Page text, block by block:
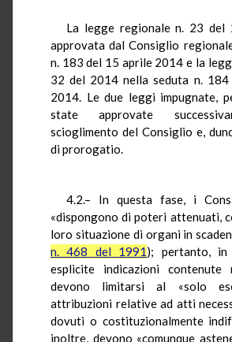
La legge regionale n. 23 del
approvata dal Consiglio
n. 183 del 15 aprile 2014 e la
32 del 2014 nella seduta n.
2014. Le due leggi impugnate,
state approvate
scioglimento del Consiglio e,
di prorogatio.
4.2.– In questa fase, i
«dispongono di poteri attenuati,
loro situazione di organi in
n. 468 del 1991); pertanto, in
esplicite indicazioni contenute
devono limitarsi al «solo
attribuzioni relative ad atti
dovuti o costituzionalmente
inoltre, devono «comunque